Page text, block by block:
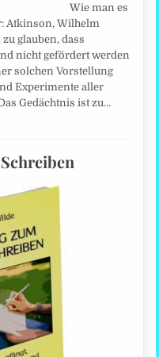
Wie man es
Atkinson, Wilhelm
glauben, dass
nicht gefördert werden
solchen Vorstellung
Experimente aller
Gedächtnis ist zu…